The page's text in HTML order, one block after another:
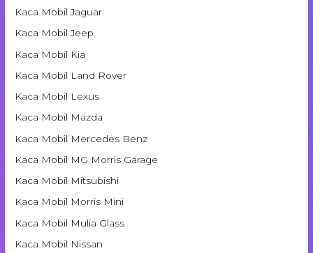
Kaca Mobil Jaguar
Kaca Mobil Jeep
Kaca Mobil Kia
Kaca Mobil Land Rover
Kaca Mobil Lexus
Kaca Mobil Mazda
Kaca Mobil Mercedes Benz
Kaca Mobil MG Morris Garage
Kaca Mobil Mitsubishi
Kaca Mobil Morris Mini
Kaca Mobil Mulia Glass
Kaca Mobil Nissan